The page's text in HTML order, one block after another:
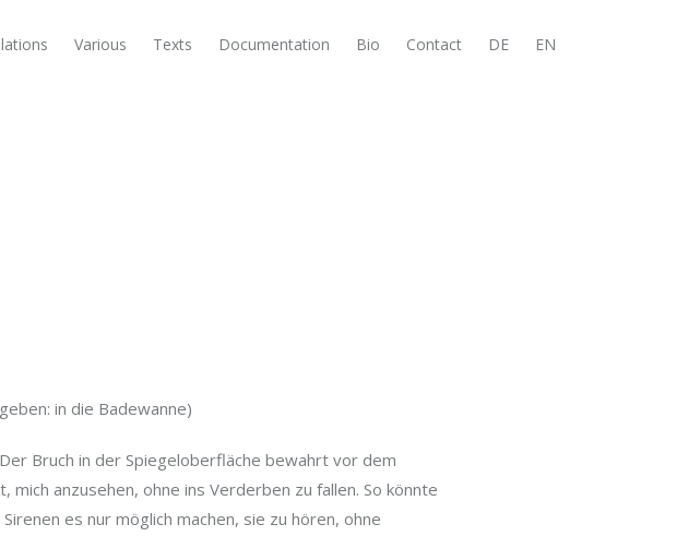
Various Texts Documentation Bio Contact DE EN
in die Badewanne)
Bruch in der Spiegeloberfläche bewahrt vor dem
mich anzusehen, ohne ins Verderben zu fallen. So könnte
es nur möglich machen, sie zu hören, ohne